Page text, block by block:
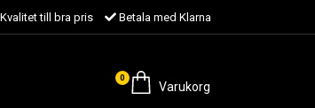
Kvalitet till bra pris Betala med Klarna
0
Varukorg